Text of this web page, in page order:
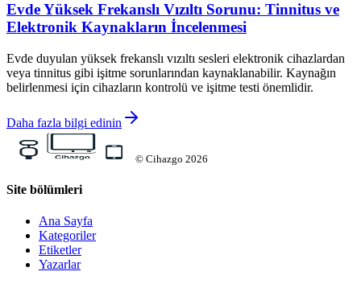
Evde Yüksek Frekanslı Vızıltı Sorunu: Tinnitus ve
Elektronik Kaynakların İncelenmesi
Evde duyulan yüksek frekanslı vızıltı sesleri elektronik cihazlardan
veya tinnitus gibi işitme sorunlarından kaynaklanabilir. Kaynağın
belirlenmesi için cihazların kontrolü ve işitme testi önemlidir.
Daha fazla bilgi edinin
© Cihazgo 2026
Site bölümleri
Ana Sayfa
Kategoriler
Etiketler
Yazarlar